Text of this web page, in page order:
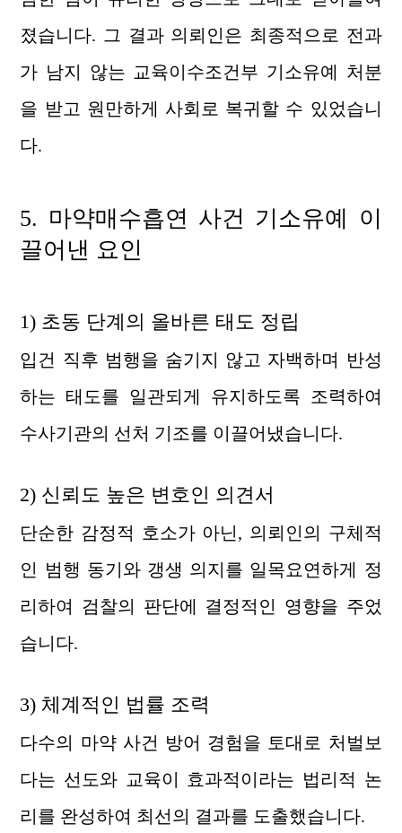
졌습니다. 그 결과 의뢰인은 최종적으로 전과
가 남지 않는 교육이수조건부 기소유예 처분
을 받고 원만하게 사회로 복귀할 수 있었습니
다.
5. 마약매수흡연 사건 기소유예
이
끌어낸 요인
1) 초동 단계의 올바른 태도 정립
입건 직후 범행을 숨기지 않고 자백하며 반성
하는 태도를 일관되게 유지하도록 조력하여
수사기관의 선처 기조를 이끌어냈습니다.
2) 신뢰도 높은 변호인 의견서
단순한 감정적 호소가 아닌, 의뢰인의 구체적
인 범행 동기와 갱생 의지를 일목요연하게 정
리하여 검찰의 판단에 결정적인 영향을 주었
습니다.
3) 체계적인 법률 조력
다수의 마약 사건 방어 경험을 토대로 처벌보
다는 선도와 교육이 효과적이라는 법리적 논
리를 완성하여 최선의 결과를 도출했습니다.